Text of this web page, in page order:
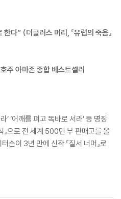
다” (더글러스 머리, 『유럽의 죽음』
주 아마존 종합 베스트셀러
’ ‘어깨를 펴고 똑바로 서라’ 등 명징
』으로 전 세계 500만 부 판매고를 올
슨이 3년 만에 신작 『질서 너머』로